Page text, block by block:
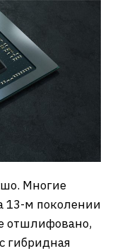
Многие
13-м поколении
отшлифовано,
гибридная